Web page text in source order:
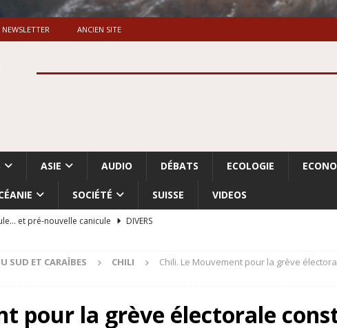
NEWSLETTER ANCIEN SITE
ASIE AUDIO DÉBATS ECOLOGIE
SOCIÉTÉ SUISSE VIDEOS
et pré-nouvelle canicule
DIVERS
du nettoyage ethnique en Cisjordanie et à Gaza
sur la “fraude électorale” était une blague de mauvais
SUD ET CARAÏBES CHILI
Chili. Le Mouvement pour la grève
pour la grève électorale